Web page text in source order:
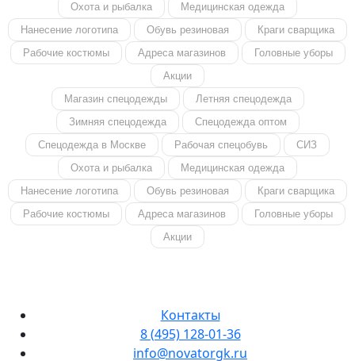
Охота и рыбалка
Медицинская одежда
Нанесение логотипа
Обувь резиновая
Краги сварщика
Рабочие костюмы
Адреса магазинов
Головные уборы
Акции
Магазин спецодежды
Летняя спецодежда
Зимняя спецодежда
Спецодежда оптом
Спецодежда в Москве
Рабочая спецобувь
СИЗ
Охота и рыбалка
Медицинская одежда
Нанесение логотипа
Обувь резиновая
Краги сварщика
Рабочие костюмы
Адреса магазинов
Головные уборы
Акции
Контакты
8 (495) 128-01-36
info@novatorgk.ru